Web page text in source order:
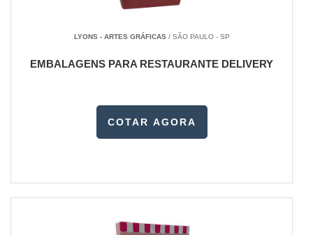
LYONS - ARTES GRÁFICAS/ SÃO PAULO - SP
EMBALAGENS PARA RESTAURANTE DELIVERY
COTAR AGORA